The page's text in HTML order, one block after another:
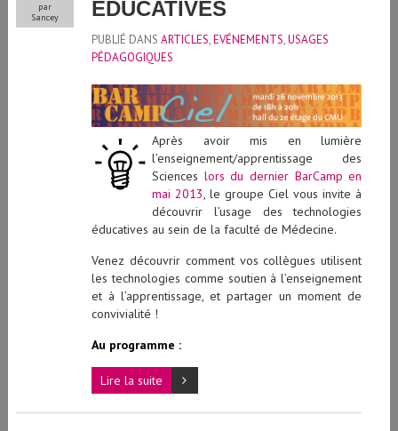
par
Sancey
ÉDUCATIVES
PUBLIÉ DANS ARTICLES,EVÉNEMENTS,USAGES
PÉDAGOGIQUES
Après avoir mis en lumière
l’enseignement/apprentissage des
Sciences lors du dernier BarCamp en
mai 2013, le groupe Ciel vous invite à
découvrir l’usage des technologies
éducatives au sein de la faculté de Médecine.
Venez découvrir comment vos collègues utilisent
les technologies comme soutien à l’enseignement
et à l’apprentissage, et partager un moment de
convivialité !
Au programme :
Lire la suite